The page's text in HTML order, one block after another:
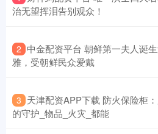
治无望挥泪告别观众！
2 中金配资平台 朝鲜第一夫人诞
雅，受朝鲜民众爱戴
3 天津配资APP下载 防火保险柜
的守护_物品_火灾_都能